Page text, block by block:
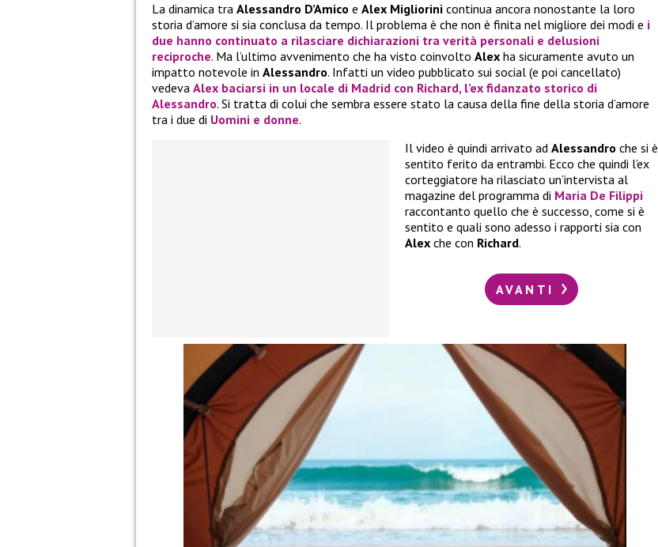
La dinamica tra Alessandro D’Amico e Alex Migliorini continua ancora nonostante la loro
storia d’amore si sia conclusa da tempo. Il problema è che non è finita nel migliore dei modi e i
due hanno continuato a rilasciare dichiarazioni tra verità personali e delusioni
reciproche. Ma l’ultimo avvenimento che ha visto coinvolto Alex ha sicuramente avuto un
impatto notevole in Alessandro. Infatti un video pubblicato sui social (e poi cancellato)
vedeva Alex baciarsi in un locale di Madrid con Richard, l’ex fidanzato storico di
Alessandro. Si tratta di colui che sembra essere stato la causa della fine della storia d’amore
tra i due di Uomini e donne.
Il video è quindi arrivato ad Alessandro che si è
sentito ferito da entrambi. Ecco che quindi l’ex
corteggiatore ha rilasciato un’intervista al
magazine del programma di Maria De Filippi
raccontanto quello che è successo, come si è
sentito e quali sono adesso i rapporti sia con
Alex che con Richard.
AVANTI